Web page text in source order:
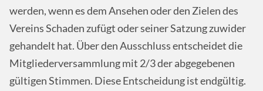
werden, wenn es dem Ansehen oder den Zielen des
Vereins Schaden zufügt oder seiner Satzung zuwider
gehandelt hat. Über den Ausschluss entscheidet die
Mitgliederversammlung mit 2/3 der abgegebenen
gültigen Stimmen. Diese Entscheidung ist endgültig.